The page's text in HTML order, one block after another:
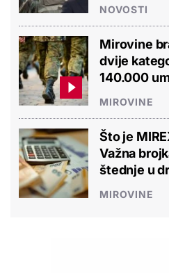
NOVOSTI
Mirovine
dvije
140.000
MIROVINE
Što je
Važna
štednje u
MIROVINE